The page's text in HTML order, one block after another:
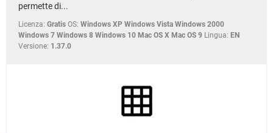
permette di...
Licenza: Gratis OS: Windows XP Windows Vista Windows 2000
Windows 7 Windows 8 Windows 10 Mac OS X Mac OS 9 Lingua: EN
Versione: 1.37.0